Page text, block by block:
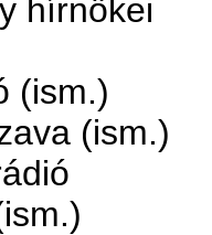
hírnökei
(ism.)
(ism.)